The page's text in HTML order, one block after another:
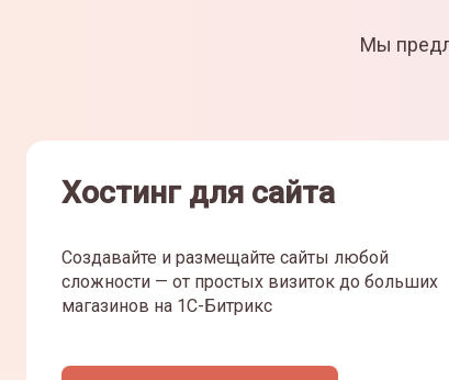
Мы
Хостинг для сайта
Создавайте и размещайте сайты любой
сложности — от простых визиток до больших
магазинов на 1С-Битрикс